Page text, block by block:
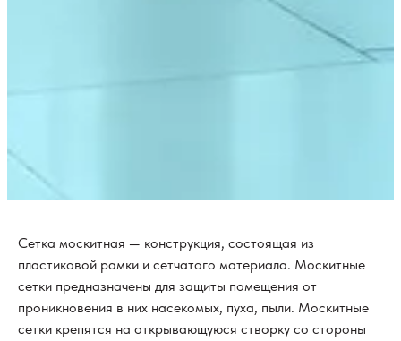
Сетка москитная — конструкция, состоящая из
пластиковой рамки и сетчатого материала. Москитные
сетки предназначены для защиты помещения от
проникновения в них насекомых, пуха, пыли. Москитные
сетки крепятся на открывающуюся створку со стороны